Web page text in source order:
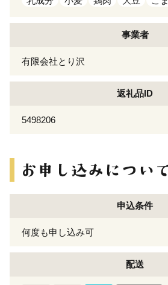
事業者
有限会社とり沢
返礼品ID
5498206
申込条件
何度も申し込み可
配送